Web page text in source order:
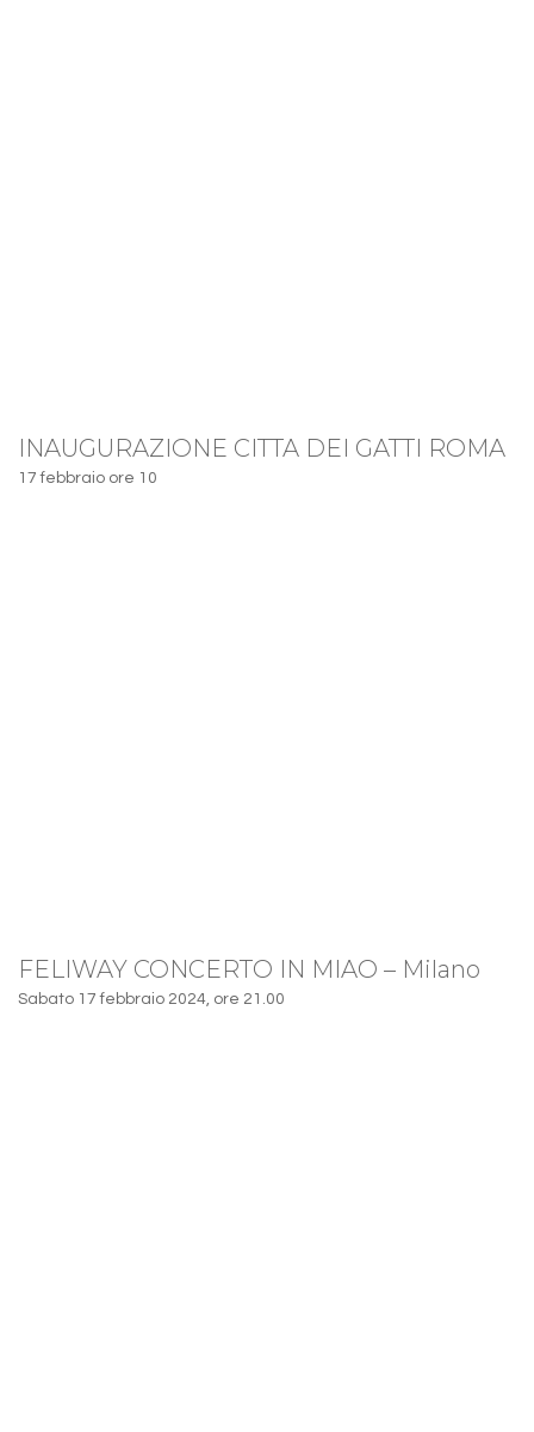
INAUGURAZIONE CITTA DEI GATTI ROMA
17 febbraio ore 10
FELIWAY CONCERTO IN MIAO – Milano
Sabato 17 febbraio 2024, ore 21.00